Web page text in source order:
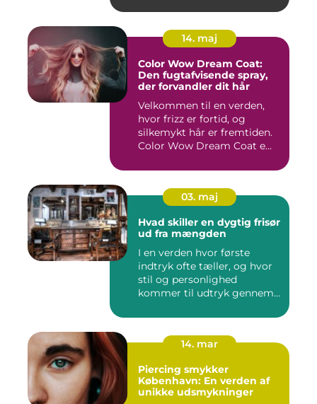
14. maj
Color Wow Dream Coat:
Den fugtafvisende spray,
der forvandler dit hår
Velkommen til en verden,
hvor frizz er fortid, og
silkemykt hår er fremtiden.
Color Wow Dream Coat e...
03. maj
Hvad skiller en dygtig frisør
ud fra mængden
I en verden hvor første
indtryk ofte tæller, og hvor
stil og personlighed
kommer til udtryk gennem
14. mar
Piercing smykker
København: En verden af
unikke udsmykninger